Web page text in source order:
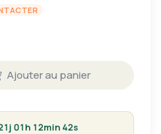
Ajouter au panier
01h 12min 41s